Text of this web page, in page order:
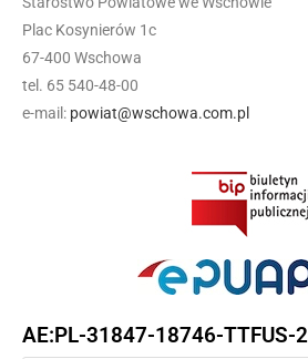
Plac Kosynierów 1c
67-400 Wschowa
tel. 65 540-48-00
e-mail: powiat@wschowa.com.pl
AE:PL-31847-18746-TTFUS-